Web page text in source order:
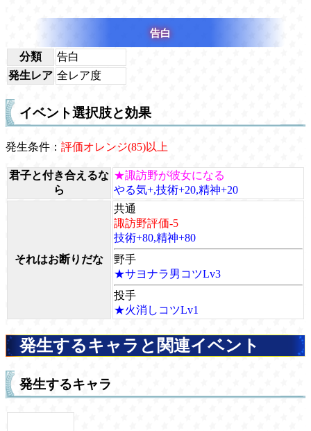
告白
分類
告白
発生レア 全レア度
イベント選択肢と効果
発生条件： 評価オレンジ(85)以上
君子と付き合えるな
ら
★諏訪野が彼女になる
やる気+,技術+20,精神+20
それはお断りだな
共通
諏訪野評価-5
技術+80,精神+80
野手
★サヨナラ男コツLv3
投手
★火消しコツLv1
発生するキャラと関連イベント
発生するキャラ